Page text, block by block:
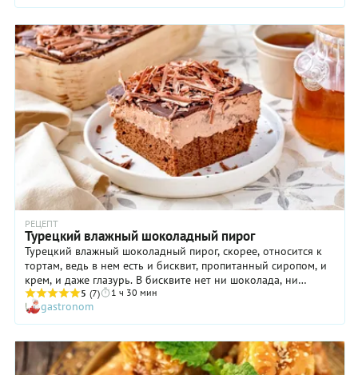
РЕЦЕПТ
Турецкий влажный шоколадный пирог
Турецкий влажный шоколадный пирог, скорее, относится к
тортам, ведь в нем есть и бисквит, пропитанный сиропом, и
крем, и даже глазурь. В бисквите нет ни шоколада, ни
сливочного масла, но растительное масло позволяет
получить пирог с мелкопористой, деликатной текстурой.
Кофейная пропитка усиливает «шоколадность» этого пирога.
Крем на основе шоколадно-фундучной пасты также
комплиментарен шоколаду. Завершает формирование мега-
шоколадного вкуса.
5 (7) 1 ч 30 мин
gastronom